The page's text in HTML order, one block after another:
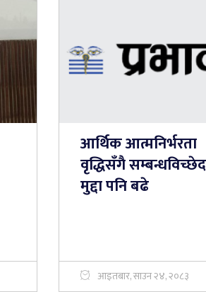
आर्थिक आत्मनिर्भरता
वृद्धिसँगै
मुद्दा पनि बढे
आइतबार, साउन २४, २०८३